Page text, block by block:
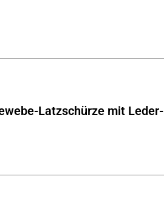
Latzschürze mit Leder-